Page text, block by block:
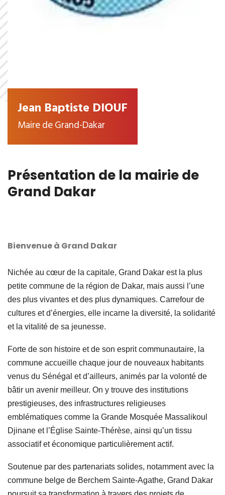
Jean Baptiste DIOUF
Maire de Grand-Dakar
Présentation de la mairie de
Grand Dakar
Bienvenue à Grand Dakar
Nichée au cœur de la capitale, Grand Dakar est la plus
petite commune de la région de Dakar, mais aussi l’une
des plus vivantes et des plus dynamiques. Carrefour de
cultures et d’énergies, elle incarne la diversité, la solidarité
et la vitalité de sa jeunesse.
Forte de son histoire et de son esprit communautaire, la
commune accueille chaque jour de nouveaux habitants
venus du Sénégal et d’ailleurs, animés par la volonté de
bâtir un avenir meilleur. On y trouve des institutions
prestigieuses, des infrastructures religieuses
emblématiques comme la Grande Mosquée Massalikoul
Djinane et l’Église Sainte-Thérèse, ainsi qu’un tissu
associatif et économique particulièrement actif.
Soutenue par des partenariats solides, notamment avec la
commune belge de Berchem Sainte-Agathe, Grand Dakar